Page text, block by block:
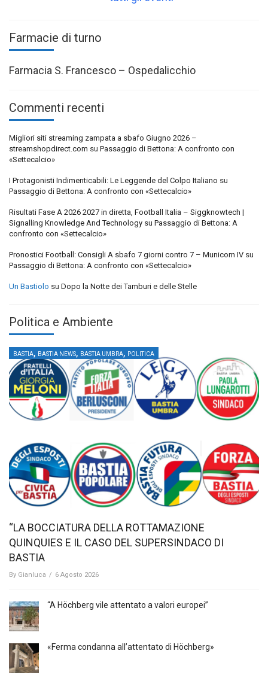
Farmacie di turno
Farmacia S. Francesco – Ospedalicchio
Commenti recenti
Migliori siti streaming zampata a sbafo Giugno 2026 –
streamshopdirect.com su Passaggio di Bettona: A confronto con
«Settecalcio»
I Protagonisti Indimenticabili: Le Leggende del Colpo Italiano su
Passaggio di Bettona: A confronto con «Settecalcio»
Risultati Fase A 2026 2027 in diretta, Football Italia – Siggknowtech |
Signalling Knowledge And Technology su Passaggio di Bettona: A
confronto con «Settecalcio»
Pronostici Football: Consigli A sbafo 7 giorni contro 7 – Municorn IV su
Passaggio di Bettona: A confronto con «Settecalcio»
Un Bastiolo su Dopo la Notte dei Tamburi e delle Stelle
Politica e Ambiente
BASTIA, BASTIA NEWS, BASTIA UMBRA, POLITICA
“LA BOCCIATURA DELLA ROTTAMAZIONE
QUINQUIES E IL CASO DEL SUPERSINDACO DI
BASTIA
By Gianluca / 6 Agosto 2026
“A Höchberg vile attentato a valori europei”
«Ferma condanna all’attentato di Höchberg»